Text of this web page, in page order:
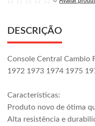
DESCRIÇÃO
Console Central Cambio
1972 1973 1974 1975
Características:
Produto novo de ótima
Alta resistência e